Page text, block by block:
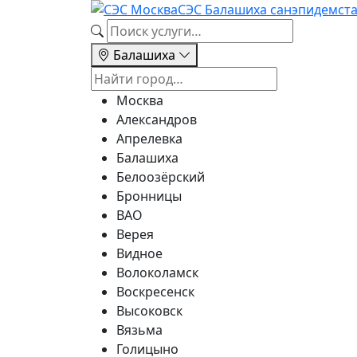
СЭС Балашиха
Балашиха
Москва
Александров
Апрелевка
Балашиха
Белоозёрский
Бронницы
ВАО
Верея
Видное
Волоколамск
Воскресенск
Высоковск
Вязьма
Голицыно